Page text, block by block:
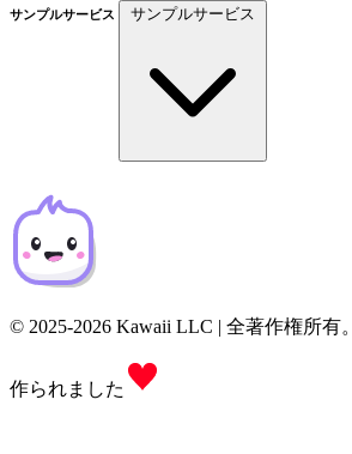
サンプルサービス サンプルサービス
© 2025-2026 Kawaii LLC | 全著作権所有。
作られました